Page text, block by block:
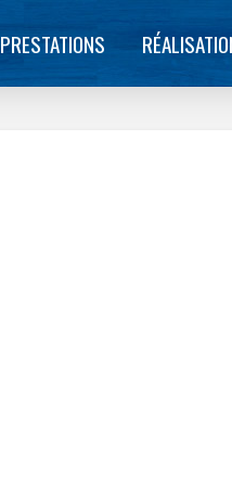
PRESTATIONS